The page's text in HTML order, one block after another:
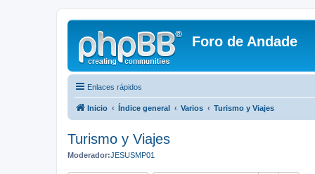
Foro de Andade
Enlaces rápidos
Inicio Índice general Varios Turismo y Viajes
Turismo y Viajes
Moderador:JESUSMP01